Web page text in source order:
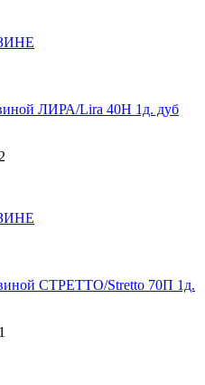
ЛИРА/Lira 40Н 1д. дуб
СТРЕТТО/Stretto 70П 1д.